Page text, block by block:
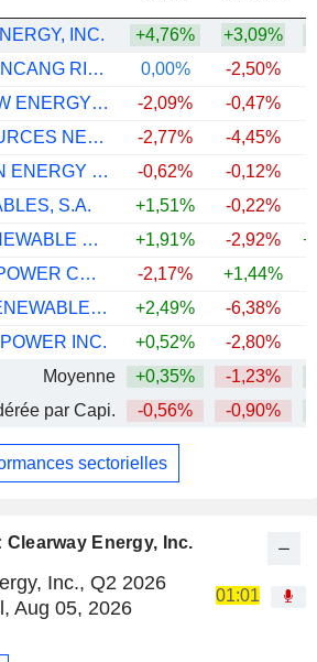
Energy, Inc.
Inc., Q2 2026
Aug 05, 2026
01:01
INC. +4,76% +3,09%
HUANENG LANCANG RIVER HYDROPOWER INC.
0,00% -2,50%
HUADIAN NEW ENERGY GROUP CORPORATION LIMITED
-2,09% -0,47%
CHINA RESOURCES NEW ENERGY HOLDINGS COMPANY LIMITED
-2,77%
-4,45%
ADANI GREEN ENERGY LIMITED
-0,62% -0,12%
S.A.
+1,51% -0,22%
ENLIGHT RENEWABLE ENERGY LTD
+1,91% -2,92%
SPIC HYDROPOWER CO., LTD.
-2,17% +1,44%
ENERGIX - RENEWABLE ENERGIES LTD.
+2,49% -6,38%
INC.
+0,52% -2,80%
Moyenne
+0,35% -1,23%
par Capi.
-0,56% -0,90%
sectorielles